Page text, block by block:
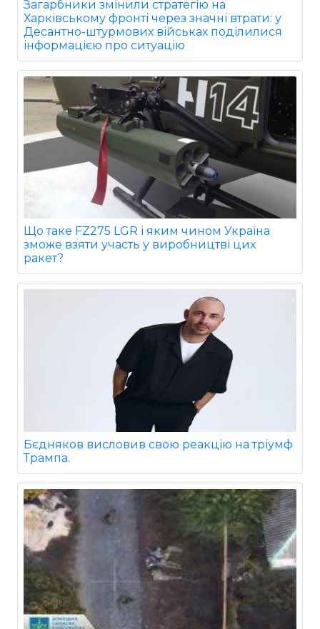
Загарбники змінили стратегію на
Харківському фронті через значні втрати: у
Десантно-штурмових військах поділилися
інформацією про ситуацію
Що таке FZ275 LGR і яким чином Україна
зможе взяти участь у виробництві цих
ракет?
Бєдняков висловив свою реакцію на тріумф
Трампа.